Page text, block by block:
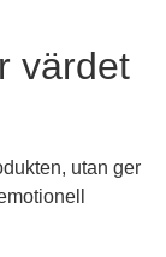
värdet
utan ger